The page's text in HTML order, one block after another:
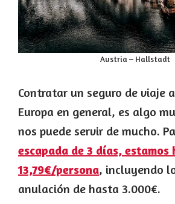
Austria – Hallstadt
Contratar un seguro de viaje
Europa en general, es algo
nos puede servir de mucho.
escapada de 3 días, estamos
13,79€/persona, incluyendo
anulación de hasta 3.000€.